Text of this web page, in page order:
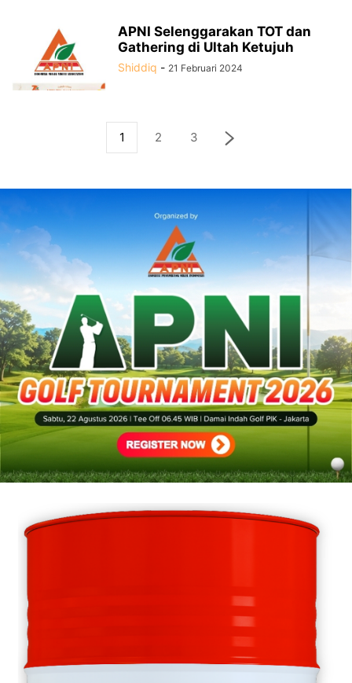
APNI Selenggarakan TOT dan
Gathering di Ultah Ketujuh
Shiddiq - 21 Februari 2024
1 2 3